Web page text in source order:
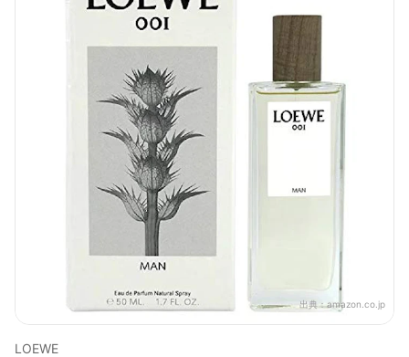
出典：amazon.co.jp
LOEWE